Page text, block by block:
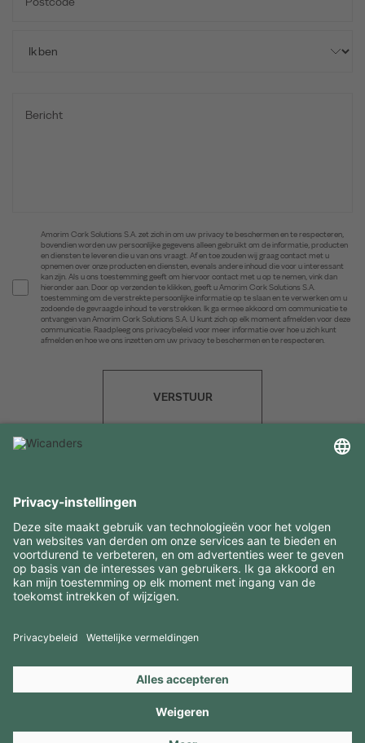
Amorim Cork Solutions S.A. zet zich in om uw privacy te beschermen en te respecteren,
bovendien worden uw persoonlijke gegevens alleen gebruikt om de informatie, producten
en diensten te leveren die u van ons vraagt. Af en toe zouden wij graag contact met u
opnemen over onze producten en diensten, evenals andere inhoud die voor u interessant
kan zijn. Als u ons toestemming geeft om hiervoor contact met u op te nemen, vink dan
hieronder aan. Door op verzenden te klikken, geeft u Amorim Cork Solutions S.A.
toestemming om de verstrekte persoonlijke informatie op te slaan en te verwerken om u
zodoende de gevraagde inhoud te verstrekken. Ik ga ermee akkoord om communicatie te
ontvangen van Amorim Cork Solutions S.A. U kunt zich op elk moment afmelden voor deze
communicatie. Raadpleeg ons privacybeleid voor meer informatie over hoe u zich kunt
afmelden en hoe we ons inzetten om uw privacy te beschermen en te respecteren.
VERSTUUR
INTERESSANTE INFORMATIE
MIDDELEN
CONTACTEN